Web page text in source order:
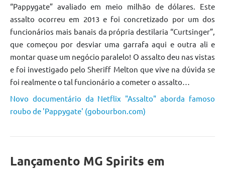
“Pappygate” avaliado em meio milhão de dólares. Este
assalto ocorreu em 2013 e foi concretizado por um dos
funcionários mais banais da própria destilaria “Curtsinger”,
que começou por desviar uma garrafa aqui e outra ali e
montar quase um negócio paralelo! O assalto deu nas vistas
e foi investigado pelo Sheriff Melton que vive na dúvida se
foi realmente o tal funcionário a cometer o assalto…
Novo documentário da Netflix "Assalto" aborda famoso
roubo de 'Pappygate' (gobourbon.com)
Lançamento MG Spirits em